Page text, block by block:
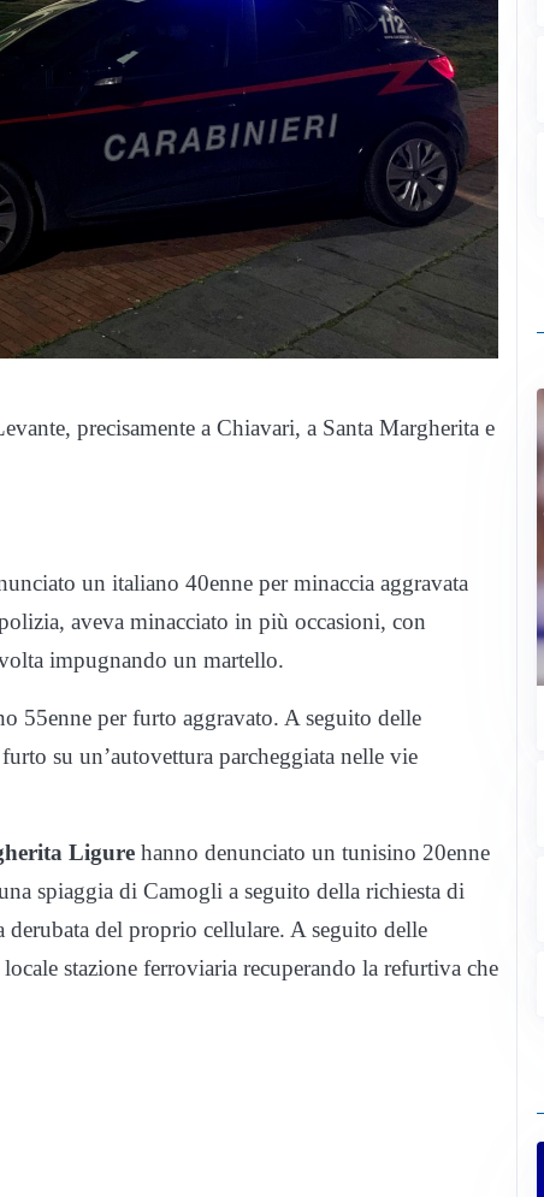
precisamente a Chiavari, a Santa Margherita e
un italiano 40enne per minaccia aggravata
aveva minacciato in più occasioni, con
impugnando un martello.
55enne per furto aggravato. A seguito delle
su un’autovettura parcheggiata nelle vie
Ligure hanno denunciato un tunisino 20enne
spiaggia di Camogli a seguito della richiesta di
derubata del proprio cellulare. A seguito delle
stazione ferroviaria recuperando la refurtiva che